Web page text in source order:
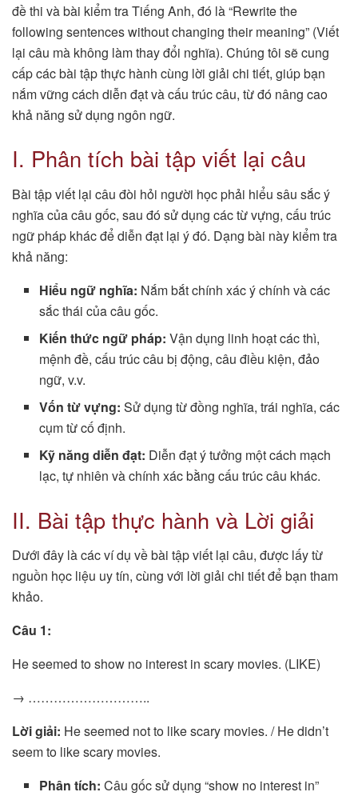
đề thi và bài kiểm tra Tiếng Anh, đó là “Rewrite the
following sentences without changing their meaning” (Viết
lại câu mà không làm thay đổi nghĩa). Chúng tôi sẽ cung
cấp các bài tập thực hành cùng lời giải chi tiết, giúp bạn
nắm vững cách diễn đạt và cấu trúc câu, từ đó nâng cao
khả năng sử dụng ngôn ngữ.
I. Phân tích bài tập viết lại câu
Bài tập viết lại câu đòi hỏi người học phải hiểu sâu sắc ý
nghĩa của câu gốc, sau đó sử dụng các từ vựng, cấu trúc
ngữ pháp khác để diễn đạt lại ý đó. Dạng bài này kiểm tra
khả năng:
Hiểu ngữ nghĩa: Nắm bắt chính xác ý chính và các
sắc thái của câu gốc.
Kiến thức ngữ pháp: Vận dụng linh hoạt các thì,
mệnh đề, cấu trúc câu bị động, câu điều kiện, đảo
ngữ, v.v.
Vốn từ vựng: Sử dụng từ đồng nghĩa, trái nghĩa, các
cụm từ cố định.
Kỹ năng diễn đạt: Diễn đạt ý tưởng một cách mạch
lạc, tự nhiên và chính xác bằng cấu trúc câu khác.
II. Bài tập thực hành và Lời giải
Dưới đây là các ví dụ về bài tập viết lại câu, được lấy từ
nguồn học liệu uy tín, cùng với lời giải chi tiết để bạn tham
khảo.
Câu 1:
He seemed to show no interest in scary movies. (LIKE)
→ ………………………..
Lời giải: He seemed not to like scary movies. / He didn’t
seem to like scary movies.
Phân tích: Câu gốc sử dụng “show no interest in”